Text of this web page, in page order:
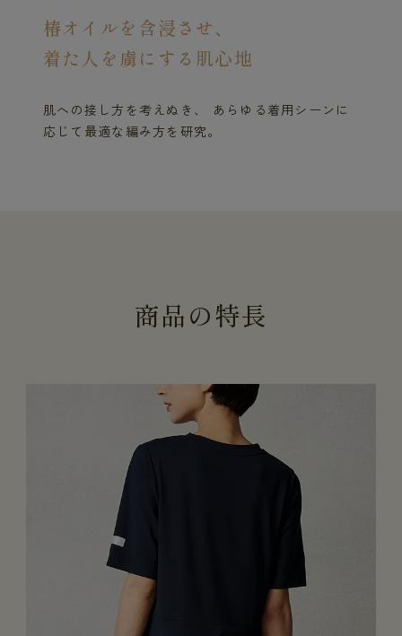
椿オイルを含浸させ、
着た人を虜にする肌心地
肌への接し方を考えぬき、 あらゆる着用シーンに
応じて最適な編み方を研究。
商品の特長